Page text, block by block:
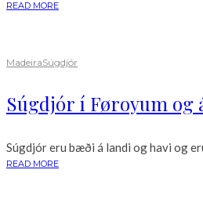
READ MORE
MadeiraSúgdjór
Súgdjór í Føroyum og
Súgdjór eru bæði á landi og havi og
READ MORE